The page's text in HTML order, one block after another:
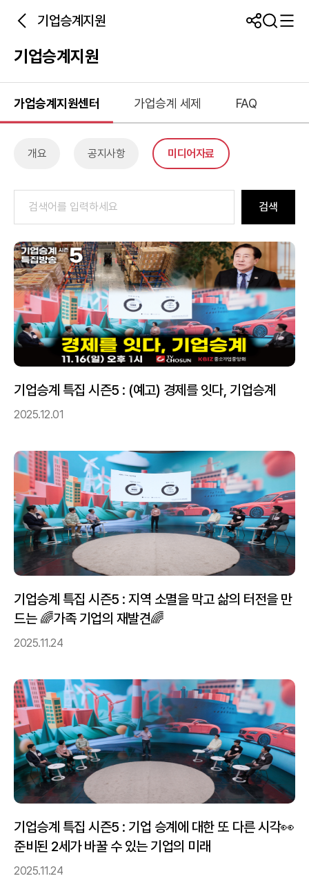
기업승계지원
기업승계지원
가업승계지원센터 가업승계 세제 FAQ
개요 공지사항 미디어자료
검색
기업승계 특집 시즌5 : (예고) 경제를 잇다, 기업승계
2025.12.01
기업승계 특집 시즌5 : 지역 소멸을 막고 삶의 터전을 만
드는 🌈가족 기업의 재발견🌈
2025.11.24
기업승계 특집 시즌5 : 기업 승계에 대한 또 다른 시각👀
준비된 2세가 바꿀 수 있는 기업의 미래
2025.11.24